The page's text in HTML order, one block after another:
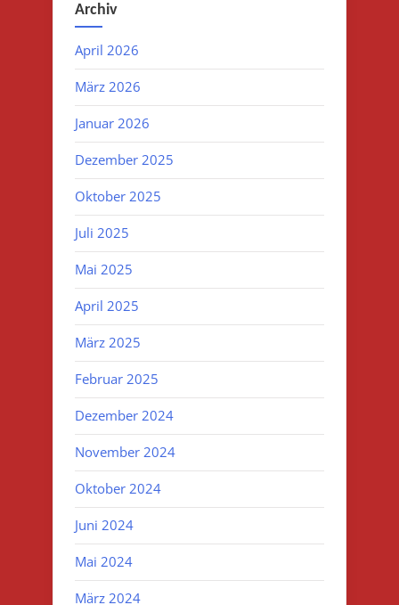
Archiv
April 2026
März 2026
Januar 2026
Dezember 2025
Oktober 2025
Juli 2025
Mai 2025
April 2025
März 2025
Februar 2025
Dezember 2024
November 2024
Oktober 2024
Juni 2024
Mai 2024
März 2024